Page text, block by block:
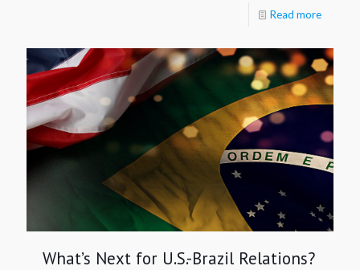
Read more
What’s Next for U.S.-Brazil Relations?